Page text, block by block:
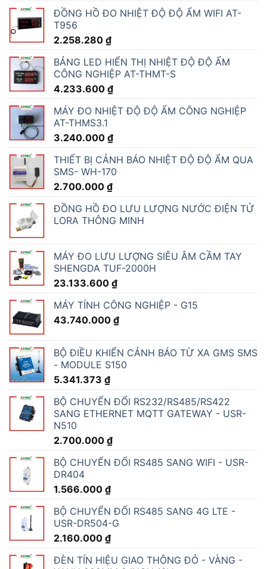
ĐỒNG HỒ ĐO NHIỆT ĐỘ ĐỘ ẨM WIFI AT-
T956
2.258.280 ₫
BẢNG LED HIỂN THỊ NHIỆT ĐỘ ĐỘ ẨM
CÔNG NGHIỆP AT-THMT-S
4.233.600 ₫
MÁY ĐO NHIỆT ĐỘ ĐỘ ẨM CÔNG NGHIỆP
AT-THMS3.1
3.240.000 ₫
THIẾT BỊ CẢNH BÁO NHIỆT ĐỘ ĐỘ ẨM QUA
SMS- WH-170
2.700.000 ₫
ĐỒNG HỒ ĐO LƯU LƯỢNG NƯỚC ĐIỆN TỬ
LORA THÔNG MINH
MÁY ĐO LƯU LƯỢNG SIÊU ÂM CẦM TAY
SHENGDA TUF-2000H
23.133.600 ₫
MÁY TÍNH CÔNG NGHIỆP - G15
43.740.000 ₫
BỘ ĐIỀU KHIỂN CẢNH BÁO TỪ XA GMS SMS
- MODULE S150
5.341.373 ₫
BỘ CHUYỂN ĐỔI RS232/RS485/RS422
SANG ETHERNET MQTT GATEWAY - USR-
N510
2.700.000 ₫
BỘ CHUYỂN ĐỔI RS485 SANG WIFI - USR-
DR404
1.566.000 ₫
BỘ CHUYỂN ĐỔI RS485 SANG 4G LTE -
USR-DR504-G
2.160.000 ₫
ĐÈN TÍN HIỆU GIAO THÔNG ĐỎ - VÀNG -